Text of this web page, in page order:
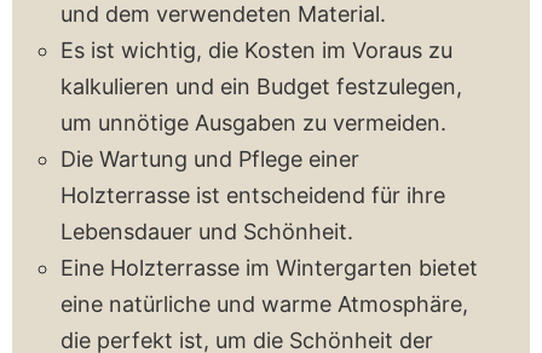
und dem verwendeten Material.
Es ist wichtig, die Kosten im Voraus zu
kalkulieren und ein Budget festzulegen,
um unnötige Ausgaben zu vermeiden.
Die Wartung und Pflege einer
Holzterrasse ist entscheidend für ihre
Lebensdauer und Schönheit.
Eine Holzterrasse im Wintergarten bietet
eine natürliche und warme Atmosphäre,
die perfekt ist, um die Schönheit der